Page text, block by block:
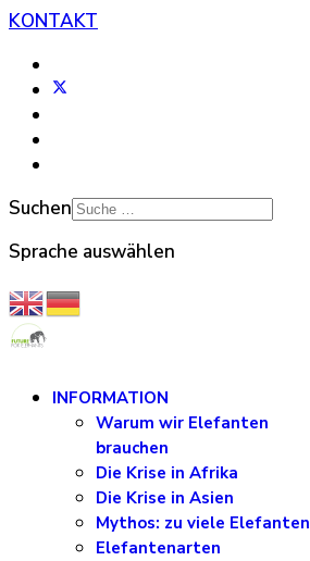
KONTAKT
Suchen
Sprache auswählen
INFORMATION
Warum wir Elefanten
brauchen
Die Krise in Afrika
Die Krise in Asien
Mythos: zu viele Elefanten
Elefantenarten